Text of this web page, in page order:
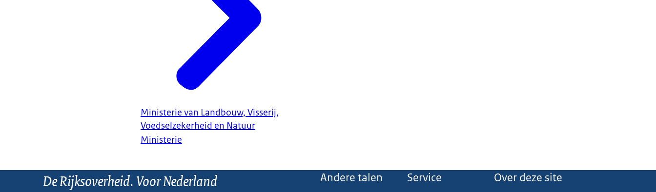
Ministerie van Landbouw, Visserij,
Voedselzekerheid en Natuur
Ministerie
De Rijksoverheid. Voor Nederland Andere talen Service Over deze site